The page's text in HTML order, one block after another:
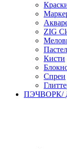
ZIG
Кисти
Спреи
ПЭЧВОРК/